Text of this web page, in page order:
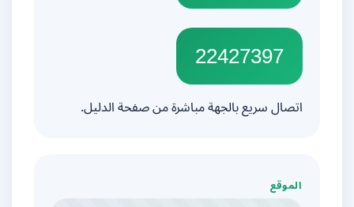
22427397
اتصال سريع بالجهة مباشرة من صفحة الدليل.
الموقع